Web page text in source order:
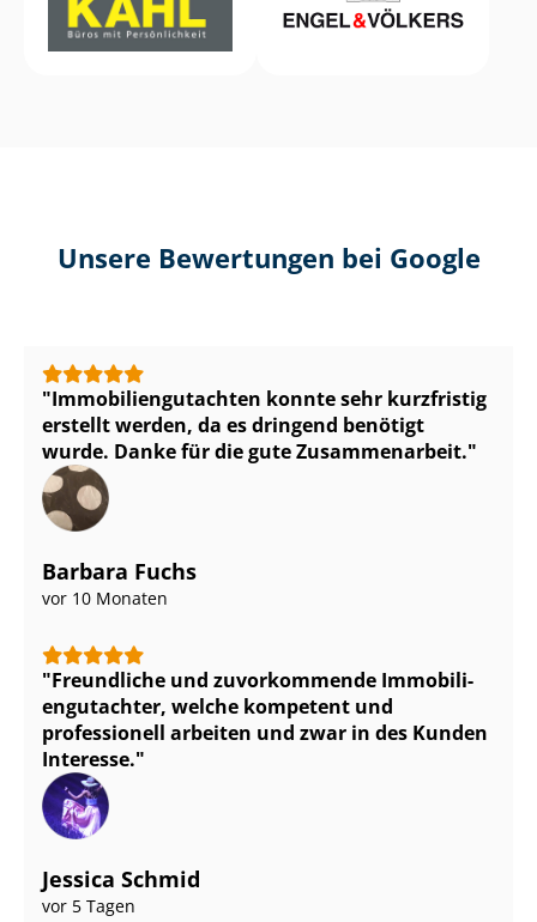
Unsere Bewertungen bei Google
Im­mo­bi­li­en­gut­ach­ten konnte sehr kurzfristig
erstellt werden, da es dringend benötigt
wurde. Danke für die gute Zusammenarbeit.
Barbara Fuchs
vor 10 Monaten
Freundliche und zuvorkommende Im­mo­bi­li­
en­gut­ach­ter, welche kompetent und
professionell arbeiten und zwar in des Kunden
Interesse.
Jessica Schmid
vor 5 Tagen